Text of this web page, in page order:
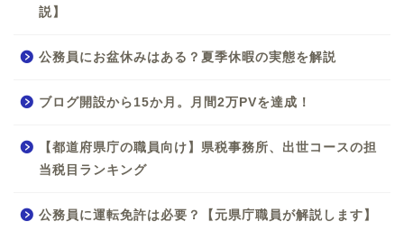
説】
公務員にお盆休みはある？夏季休暇の実態を解説
ブログ開設から15か月。月間2万PVを達成！
【都道府県庁の職員向け】県税事務所、出世コースの担
当税目ランキング
公務員に運転免許は必要？【元県庁職員が解説します】